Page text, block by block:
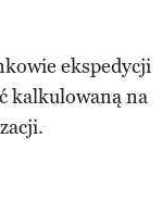
ekspedycji
kalkulowaną na